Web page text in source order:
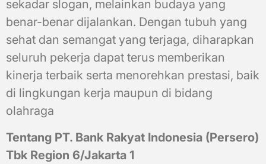
sekadar slogan, melainkan budaya yang
benar-benar dijalankan. Dengan tubuh yang
sehat dan semangat yang terjaga, diharapkan
seluruh pekerja dapat terus memberikan
kinerja terbaik serta menorehkan prestasi, baik
di lingkungan kerja maupun di bidang
olahraga
Tentang PT. Bank Rakyat Indonesia (Persero)
Tbk Region 6/Jakarta 1